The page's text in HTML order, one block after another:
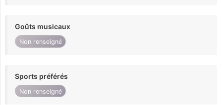
Goûts musicaux
Non renseigné
Sports préférés
Non renseigné